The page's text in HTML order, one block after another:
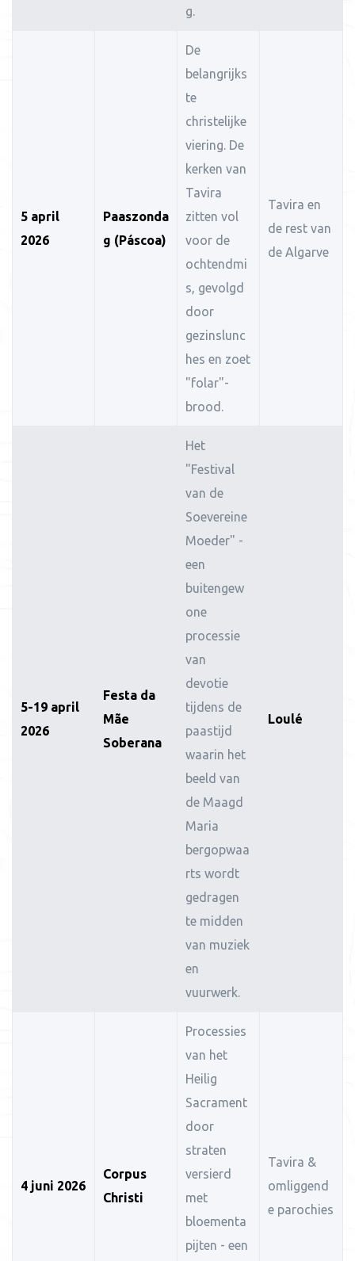
g.
5 april
2026
Paaszonda
g (Páscoa)
De
belangrijks
te
christelijke
viering. De
kerken van
Tavira
zitten vol
voor de
ochtendmi
s, gevolgd
door
gezinslunc
hes en zoet
"folar"-
brood.
Tavira en
de rest van
de Algarve
5-19 april
2026
Festa da
Mãe
Soberana
Het
"Festival
van de
Soevereine
Moeder" -
een
buitengew
one
processie
van
devotie
tijdens de
paastijd
waarin het
beeld van
de Maagd
Maria
bergopwaa
rts wordt
gedragen
te midden
van muziek
en
vuurwerk.
Loulé
4 juni 2026
Corpus
Christi
Processies
van het
Heilig
Sacrament
door
straten
versierd
met
bloementa
pijten - een
Tavira &
omliggend
e parochies